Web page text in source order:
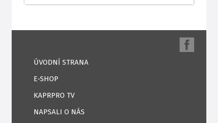
ÚVODNÍ STRANA
E-SHOP
KAPRPRO TV
NAPSALI O NÁS